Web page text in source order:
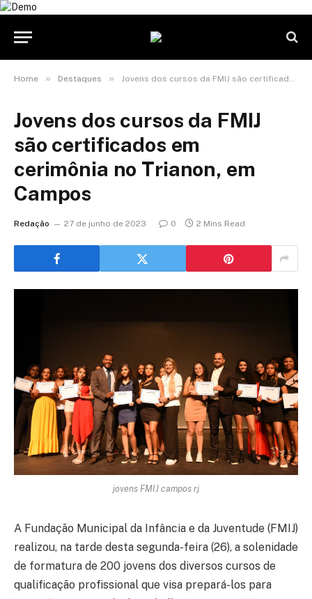
Home » Destaques » Jovens dos cursos da FMIJ são certificados em cerimônia no Trianon, em Campos
Jovens dos cursos da FMIJ
são certificados em
cerimônia no Trianon, em
Campos
Redação 27 de junho de 2023 0 2 Mins Read
jovens FMIJ campos rj
A Fundação Municipal da Infância e da Juventude (FMIJ)
realizou, na tarde desta segunda-feira (26), a solenidade
de formatura de 200 jovens dos diversos cursos de
qualificação profissional que visa prepará-los para